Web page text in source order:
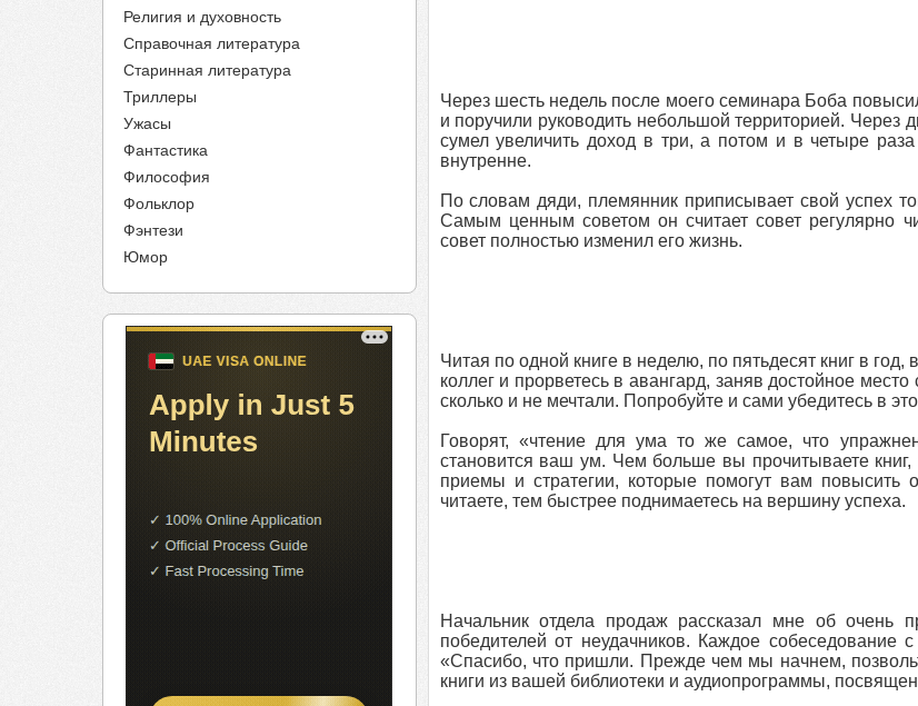
Религия и духовность
Справочная литература
Старинная литература
Триллеры
Ужасы
Фантастика
Философия
Фольклор
Фэнтези
Юмор
Через шесть недель после моего семинара Боба
и поручили руководить небольшой территорией.
сумел увеличить доход в три, а потом и в четыре
внутренне.
По словам дяди, племянник приписывает свой успех
Самым ценным советом он считает совет регулярно
совет полностью изменил его жизнь.
Читая по одной книге в неделю, по пятьдесят книг в
коллег и прорветесь в авангард, заняв достойное
сколько и не мечтали. Попробуйте и сами убедитесь в
Говорят, «чтение для ума то же самое, что
становится ваш ум. Чем больше вы прочитываете
приемы и стратегии, которые помогут вам
читаете, тем быстрее поднимаетесь на вершину успеха.
Начальник отдела продаж рассказал мне об очень
победителей от неудачников. Каждое
«Спасибо, что пришли. Прежде чем мы начнем,
книги из вашей библиотеки и аудиопрограммы,